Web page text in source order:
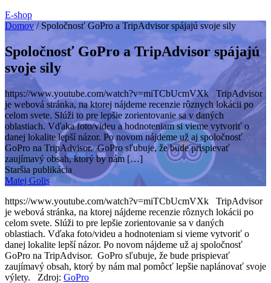
E-shop
Domov / Spoločnosť GoPro a TripAdvisor spájajú svoje sily
Spoločnosť GoPro a TripAdvisor spájajú
svoje sily
https://www.youtube.com/watch?v=miTCbUcmVXk TripAdvisor
je webová stránka, na ktorej nájdeme recenzie rôznych lokácii po
celom svete. Slúži to pre lepšie zorientovanie sa v daných
oblastiach. Vďaka foto/videu a hodnoteniam si vieme vytvoriť o
danej lokalite lepší názor. Po novom nájdeme už aj spoločnosť
GoPro na TripAdvisor. GoPro sľubuje, že bude prispievať
zaujímavý obsah, ktorý by nám […]
Staršia publikácia
Matej Golis
https://www.youtube.com/watch?v=miTCbUcmVXk TripAdvisor
je webová stránka, na ktorej nájdeme recenzie rôznych lokácii po
celom svete. Slúži to pre lepšie zorientovanie sa v daných
oblastiach. Vďaka foto/videu a hodnoteniam si vieme vytvoriť o
danej lokalite lepší názor. Po novom nájdeme už aj spoločnosť
GoPro na TripAdvisor. GoPro sľubuje, že bude prispievať
zaujímavý obsah, ktorý by nám mal pomôcť lepšie naplánovať svoje
výlety. Zdroj: GoPro